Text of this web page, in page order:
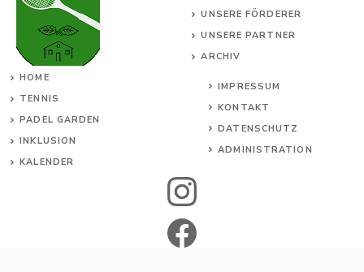
UNSERE FÖRDERER
UNSERE PARTNER
ARCHIV
HOME
TENNIS
PADEL GARDEN
INKLUSION
KALENDER
IMPRESSUM
KONTAKT
DATENSCHUTZ
ADMINISTRATION